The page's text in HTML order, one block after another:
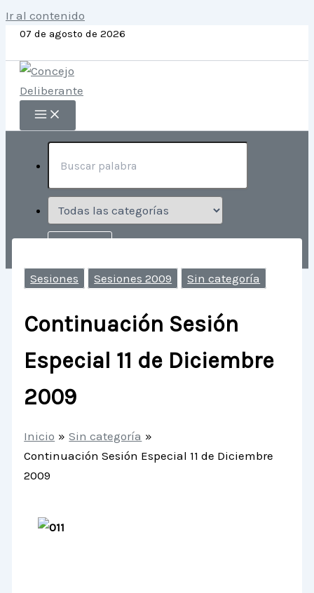
Ir al contenido
07 de agosto de 2026
Sesiones Sesiones 2009 Sin categoría
Continuación Sesión
Especial 11 de Diciembre
2009
Inicio
Sin categoría
Continuación Sesión Especial 11 de Diciembre
2009